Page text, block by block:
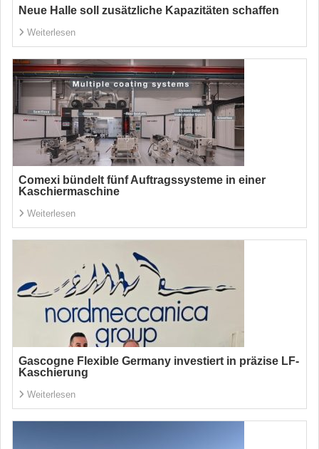
Neue Halle soll zusätzliche Kapazitäten schaffen
Weiterlesen
Comexi bündelt fünf Auftragssysteme in einer
Kaschiermaschine
Weiterlesen
Gascogne Flexible Germany investiert in präzise LF-
Kaschierung
Weiterlesen